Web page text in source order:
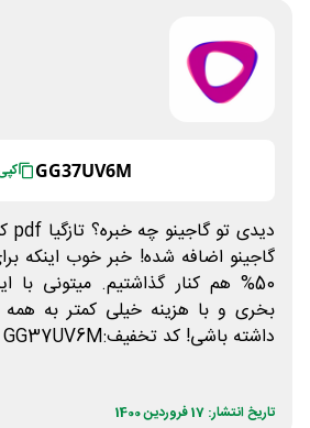
GG37UV6M
گاجینو اضافه شده! خبر خوب اینکه
50% هم کنار گذاشتیم. میتونی
بخری و با هزینه خیلی کمتر به همه
داشته باشی! کد تخفیف:GG37UV6M مهلت خرید: 3 روز
تاریخ انتشار: 17 فروردین 1400